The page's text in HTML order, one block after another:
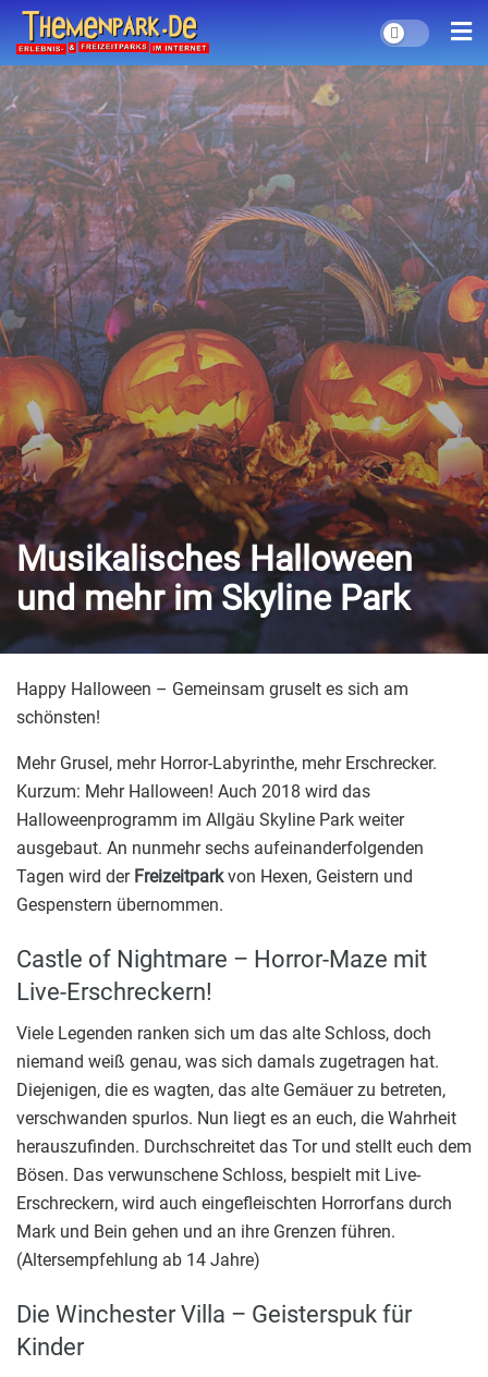
Musikalisches Halloween
und mehr im Skyline Park
Happy Halloween – Gemeinsam gruselt es sich am
schönsten!
Mehr Grusel, mehr Horror-Labyrinthe, mehr Erschrecker.
Kurzum: Mehr Halloween! Auch 2018 wird das
Halloweenprogramm im Allgäu Skyline Park weiter
ausgebaut. An nunmehr sechs aufeinanderfolgenden
Tagen wird der Freizeitparkvon Hexen, Geistern und
Gespenstern übernommen.
Castle of Nightmare – Horror-Maze mit
Live-Erschreckern!
Viele Legenden ranken sich um das alte Schloss, doch
niemand weiß genau, was sich damals zugetragen hat.
Diejenigen, die es wagten, das alte Gemäuer zu betreten,
verschwanden spurlos. Nun liegt es an euch, die Wahrheit
herauszufinden. Durchschreitet das Tor und stellt euch dem
Bösen. Das verwunschene Schloss, bespielt mit Live-
Erschreckern, wird auch eingefleischten Horrorfans durch
Mark und Bein gehen und an ihre Grenzen führen.
(Altersempfehlung ab 14 Jahre)
Die Winchester Villa – Geisterspuk für
Kinder